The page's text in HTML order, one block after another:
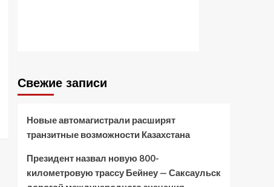
Свежие записи
Новые автомагистрали расширят
транзитные возможности Казахстана
Президент назвал новую 800-
километровую трассу Бейнеу — Саксаульск